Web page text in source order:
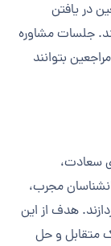
در یافتن
جلسات مشاوره
بتوانند
سعادت،
مجرب،
هدف از این
متقابل و حل